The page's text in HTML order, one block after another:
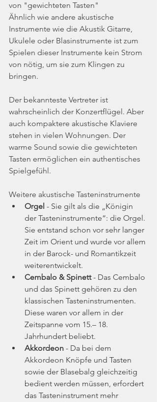
von "gewichteten Tasten"
Ähnlich wie andere akustische
Instrumente wie die Akustik Gitarre,
Ukulele oder Blasinstrumente ist zum
Spielen dieser Instrumente kein Strom
von nötig, um sie zum Klingen zu
bringen.
Der bekannteste Vertreter ist
wahrscheinlich der Konzertflügel. Aber
auch kompaktere akustische Klaviere
stehen in vielen Wohnungen. Der
warme Sound sowie die gewichteten
Tasten ermöglichen ein authentisches
Spielgefühl.
Weitere akustische Tasteninstrumente
Orgel - Sie gilt als die „Königin
der Tasteninstrumente“: die Orgel.
Sie entstand schon vor sehr langer
Zeit im Orient und wurde vor allem
in der Barock- und Romantikzeit
weiterentwickelt.
Cembalo & Spinett - Das Cembalo
und das Spinett gehören zu den
klassischen Tasteninstrumenten.
Diese waren vor allem in der
Zeitspanne vom 15.– 18.
Jahrhundert beliebt.
Akkordeon - Da bei dem
Akkordeon Knöpfe und Tasten
sowie der Blasebalg gleichzeitig
bedient werden müssen, erfordert
das Tasteninstrument mehr